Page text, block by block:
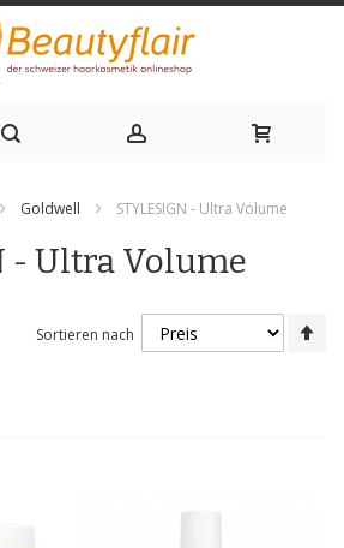
Goldwell STYLESIGN - Ultra Volume
- Ultra Volume
Sortieren nach